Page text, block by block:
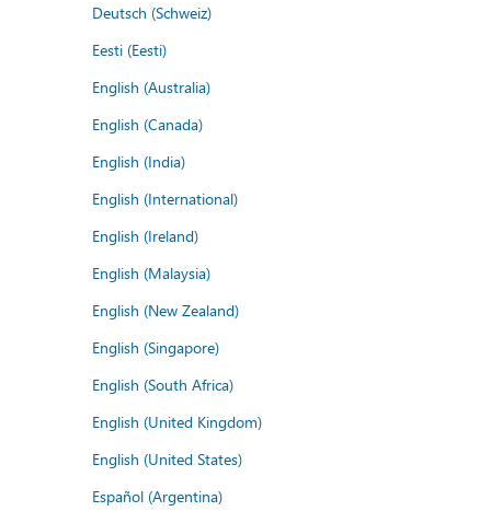
Deutsch (Schweiz)
Eesti (Eesti)
English (Australia)
English (Canada)
English (India)
English (International)
English (Ireland)
English (Malaysia)
English (New Zealand)
English (Singapore)
English (South Africa)
English (United Kingdom)
English (United States)
Español (Argentina)